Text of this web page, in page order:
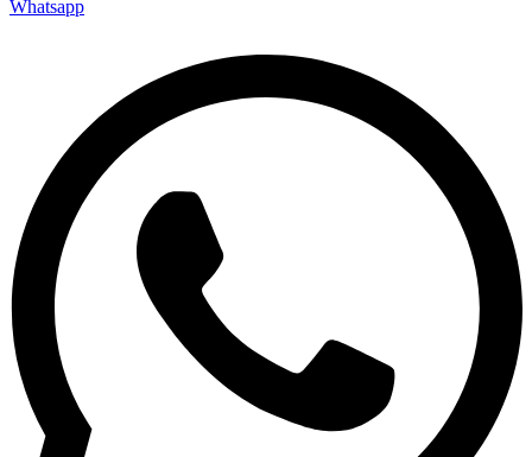
Whatsapp